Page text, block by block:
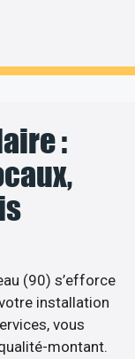
:
(90) s’efforce
installation
vous
montant.